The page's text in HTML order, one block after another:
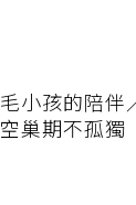
毛小孩的陪伴
空巢期不孤獨